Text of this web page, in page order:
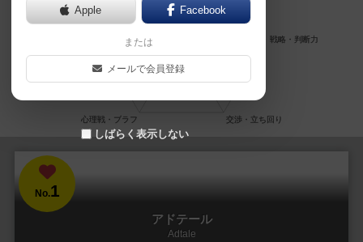
No.1
アドテール
Adtale
Apple Facebook
または
メールで会員登録
しばらく表示しない